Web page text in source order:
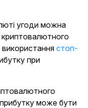
угоди можна
криптовалютного
стоп-
при
може бути